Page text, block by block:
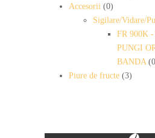
Accesorii (0)
Sigilare/Vidare/
FR 900K
PUNGI
BANDA
Piure de fructe (3)